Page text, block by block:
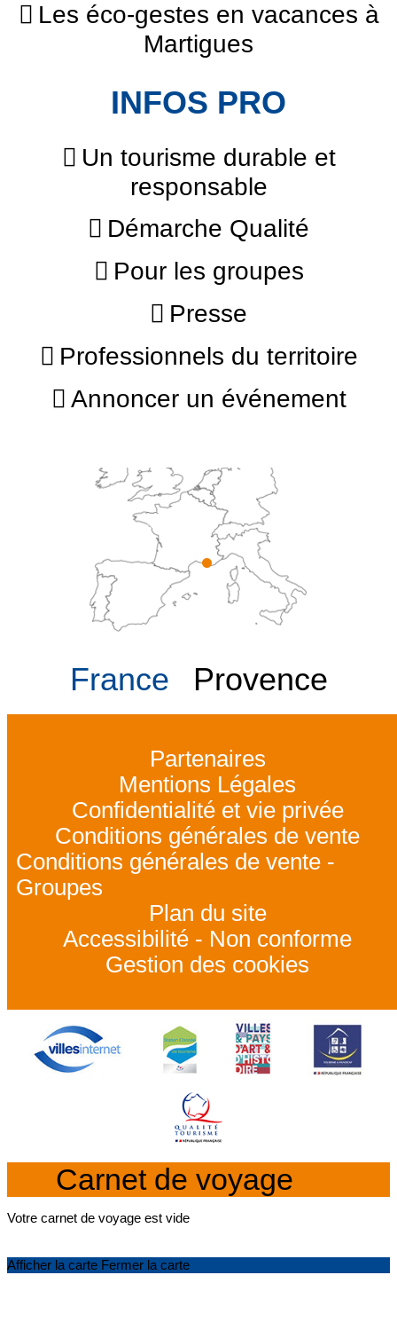
Les éco-gestes en vacances à
Martigues
INFOS PRO
Un tourisme durable et
responsable
Démarche Qualité
Pour les groupes
Presse
Professionnels du territoire
Annoncer un événement
France Provence
Partenaires
Mentions Légales
Confidentialité et vie privée
Conditions générales de vente
Conditions générales de vente -
Groupes
Plan du site
Accessibilité - Non conforme
Gestion des cookies
Carnet de voyage
Votre carnet de voyage est vide
Afficher la carte Fermer la carte